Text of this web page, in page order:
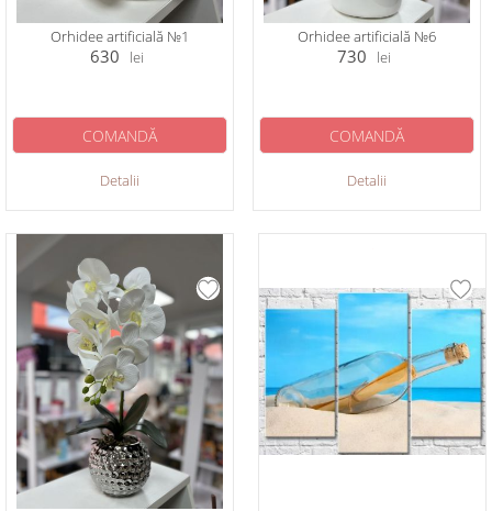
Orhidee artificială №1
630 lei
Detalii
COMANDĂ
Orhidee artificială №6
730 lei
Detalii
COMANDĂ